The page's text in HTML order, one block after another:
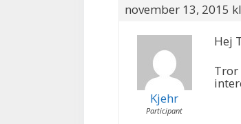
november 13, 2015
Kjehr
Participant
Hej